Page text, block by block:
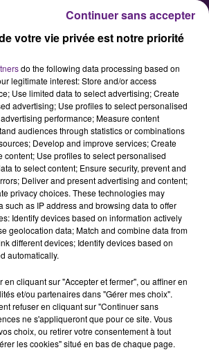
: Un plan d'entretien
nationales
d'Etat chargé des
Vidalis a annoncé
certaines routes
la région Bourgogne
du large plan
routes annoncé par
votre vie privée est notre priorité
do the following data processing based on
legitimate interest: Store and/or access
Use limited data to select advertising; Create
advertising; Use profiles to select personalised
performance; Measure content
audiences through statistics or combinations
Develop and improve services; Create
content; Use profiles to select personalised
to select content; Ensure security, prevent and
Deliver and present advertising and content;
privacy choices. These technologies may
such as IP address and browsing data to offer
Identify devices based on information actively
geolocation data; Match and combine data from
different devices; Identify devices based on
automatically.
en cliquant sur "Accepter et fermer", ou affiner en
et/ou partenaires dans "Gérer mes choix".
refuser en cliquant sur "Continuer sans
ne s'appliqueront que pour ce site. Vous
choix, ou retirer votre consentement à tout
les cookies" situé en bas de chaque page.
Continuer sans accepter